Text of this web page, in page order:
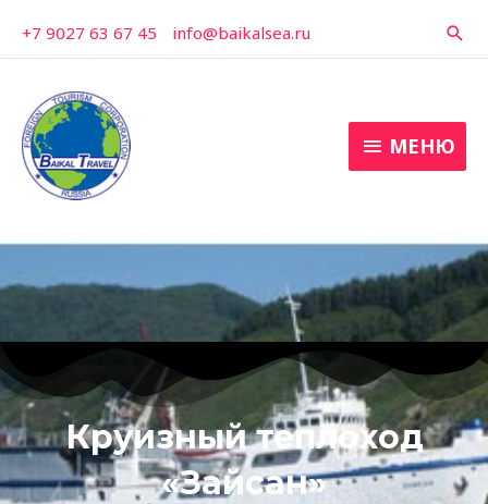
+7 9027 63 67 45 info@baikalsea.ru
МЕНЮ
Круизный теплоход
«Зайсан»